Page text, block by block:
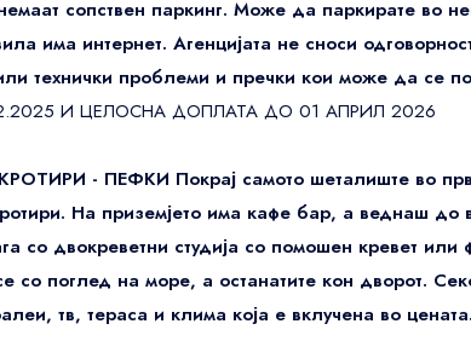
сопствен паркинг. Може да паркирате во
има интернет. Агенцијата не сноси
технички проблеми и пречки кои може да се
И ЦЕЛОСНА ДОПЛАТА ДО 01 АПРИЛ 2026
- ПЕФКИ Покрај самото шеталиште во
На приземјето има кафе бар, а веднаш до
со двокреветни студија со помошен кревет
со поглед на море, а останатите кон дворот.
тв, тераса и клима која е вклучена во цената.